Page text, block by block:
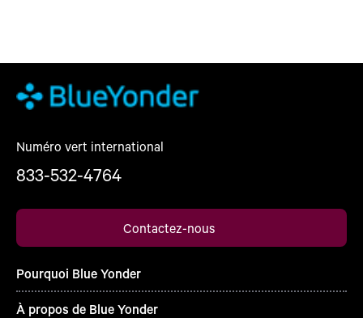
Numéro vert international
833-532-4764
Contactez-nous
Pourquoi Blue Yonder
À propos de Blue Yonder